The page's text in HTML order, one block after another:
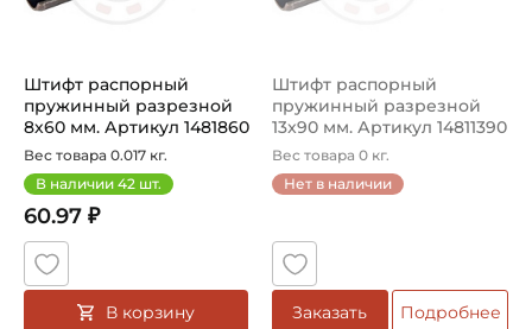
Штифт распорный
пружинный разрезной
8х60 мм. Артикул 1481860
(Kramp)
Вес товара 0.017 кг.
В наличии 42 шт.
60.97 ₽
В корзину
Штифт распорный
пружинный разрезной
13x90 мм. Артикул 14811390
(Kramp)
Вес товара 0 кг.
Нет в наличии
Заказать Подробнее